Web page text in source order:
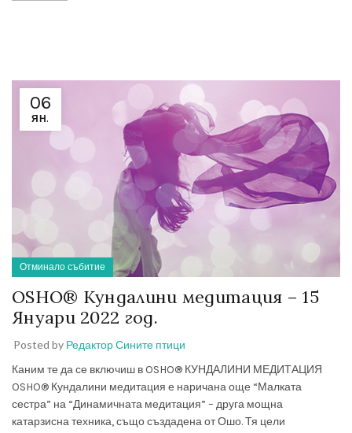
06
ЯН.
Отминало събитие
OSHO® Кундалини медитация – 15
Януари 2022 год.
Posted by Редактор Сините птици
Каним те да се включиш в OSHO® КУНДАЛИНИ МЕДИТАЦИЯ
OSHO® Кундалини медитация е наричана още “Малката
сестра” на “Динамичната медитация” – друга мощна
катарзисна техника, също създадена от Ошо. Тя цели